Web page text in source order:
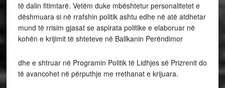
të dalin fitimtarë. Vetëm duke mbështetur personalitetet e
dëshmuara si në rrafshin politik ashtu edhe në atë atdhetar
mund të rrisim gjasat se aspirata politike e elaboruar në
kohën e krijimit të shteteve në Ballkanin Perëndimor
dhe e shtruar në Programin Politik të Lidhjes së Prizrenit do
të avancohet në përputhje me rrethanat e krijuara.